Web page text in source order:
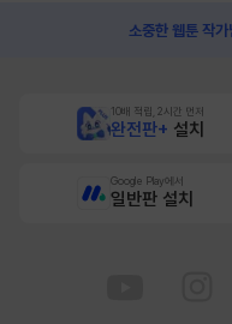
소중한 웹툰 작가
10배 적립, 2시간 먼저
완전판+ 설치
Google Play에서
일반판 설치